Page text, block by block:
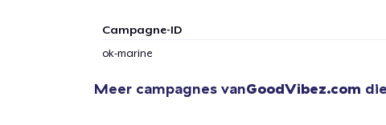
Campagne-ID
ok-marine
Meer campagnes vanGoodVibez.com